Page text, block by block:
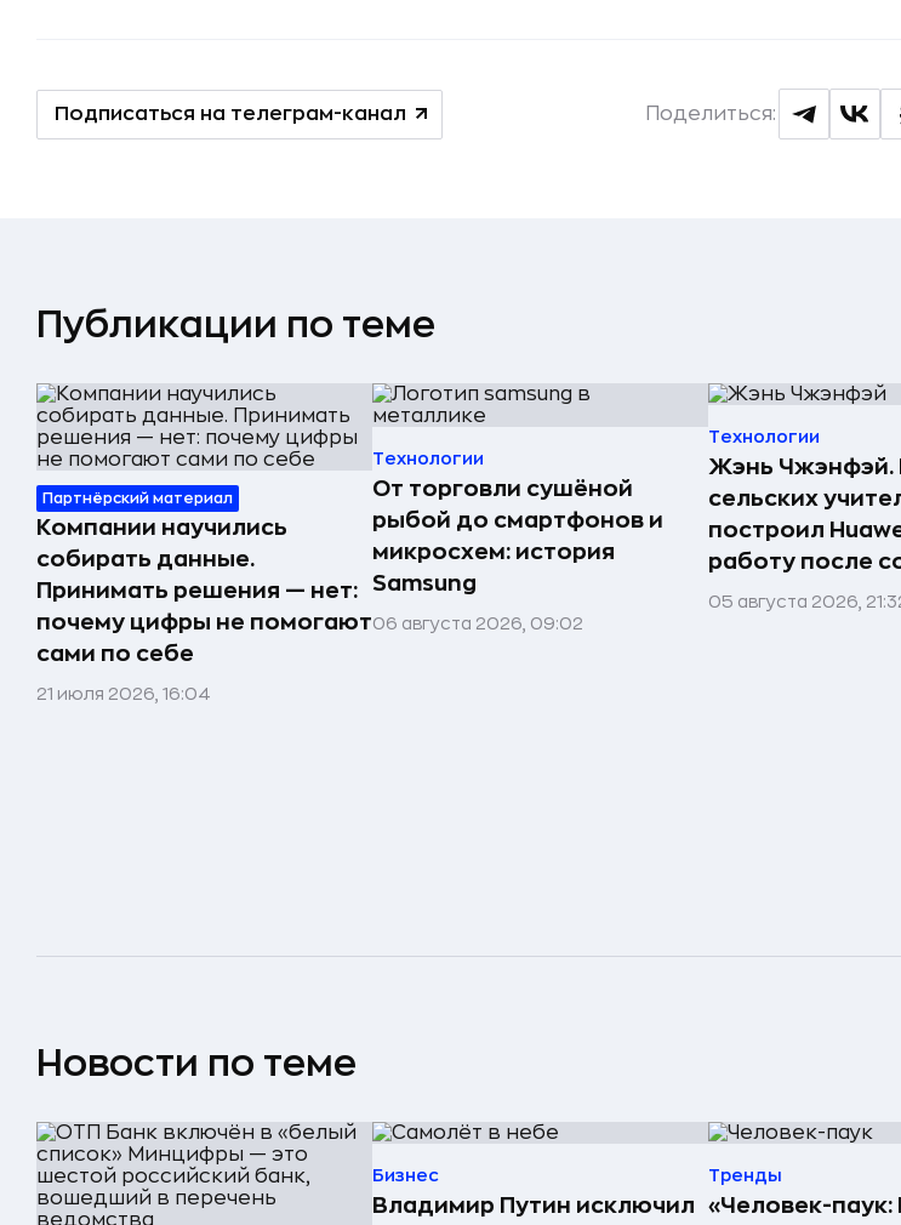
Подписаться на телеграм-канал Поделиться:
Публикации по теме
Партнёрский материал
Компании научились
собирать данные.
Принимать решения — нет:
почему цифры не помогают
сами по себе
21 июля 2026, 16:04
Технологии
От торговли сушёной
рыбой до смартфонов и
микросхем: история
Samsung
06 августа 2026, 09:02
Технологии
Жэнь Чжэнфэй.
сельских
построил
работу после
05 августа 2026,
Новости по теме
Бизнес
Владимир Путин исключил
Тренды
«Человек-паук: